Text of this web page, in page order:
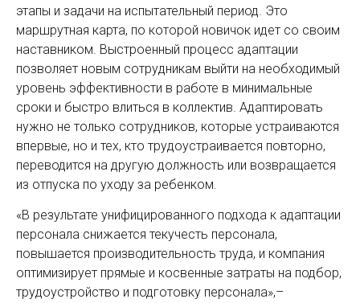
этапы и задачи на испытательный период. Это
маршрутная карта, по которой новичок идет со своим
наставником. Выстроенный процесс адаптации
позволяет новым сотрудникам выйти на необходимый
уровень эффективности в работе в минимальные
сроки и быстро влиться в коллектив. Адаптировать
нужно не только сотрудников, которые устраиваются
впервые, но и тех, кто трудоустраивается повторно,
переводится на другую должность или возвращается
из отпуска по уходу за ребенком.
«В результате унифицированного подхода к адаптации
персонала снижается текучесть персонала,
повышается производительность труда, и компания
оптимизирует прямые и косвенные затраты на подбор,
трудоустройство и подготовку персонала»,–